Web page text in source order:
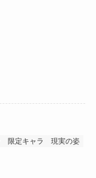
限定キャラ
現実の姿